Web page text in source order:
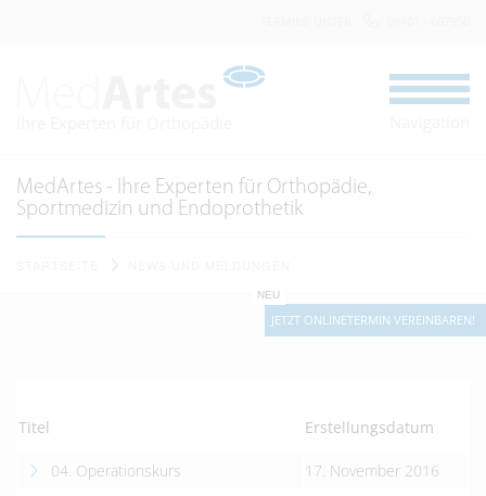
MedArtes - Ihre Experten für Orthopädie,
Sportmedizin und Endoprothetik
Titel Erstellungsdatum
04. Operationskurs
17. November 2016
NEU
JETZT ONLINETERMIN VEREINBAREN!